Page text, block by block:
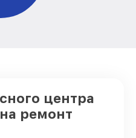
центра
ремонт